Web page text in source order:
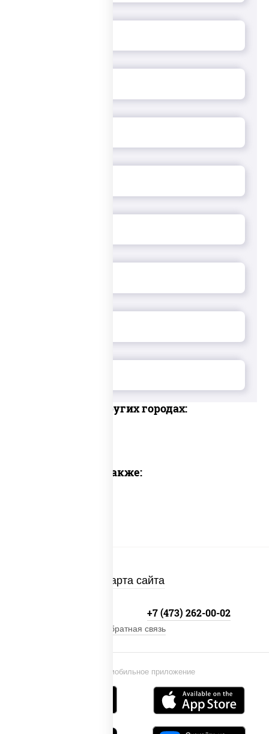
Доставка в других городах:
Предлагаем также:
Карта сайта
Установи мобильное приложение
+7 (473) 262-00-02
Обратная связь